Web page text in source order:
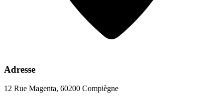
Adresse
12 Rue Magenta, 60200 Compiègne